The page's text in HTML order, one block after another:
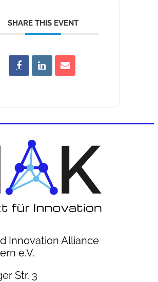
SHARE THIS EVENT
Innovation Alliance
e.V.
Str. 3